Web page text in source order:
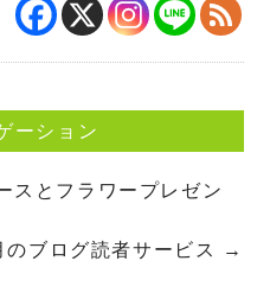
ーション
スとフラワープレゼン
ブログ読者サービス
→